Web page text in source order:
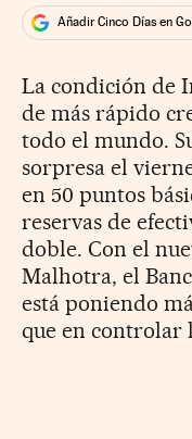
Añadir Cinco Días en
La condición de
de más rápido
todo el mundo.
sorpresa el
en 50 puntos
reservas de
doble. Con el
Malhotra, el
está poniendo
que en controlar